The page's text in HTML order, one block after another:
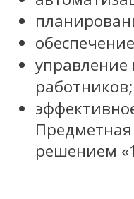
работников;
решением